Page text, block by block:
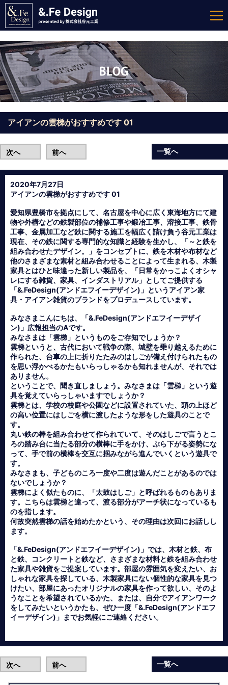
アイアンの雲梯がおすすめです 01
次へ 前へ 一覧へ
2020年7月27日
アイアンの雲梯がおすすめです 01
愛知県豊橋市を拠点にして、名古屋を中心に広く東海地方にて建
物や外構などの鉄製部位の補修工事や鍛冶工事、溶接工事、鉄骨
工事、金属加工など鉄に関する施工を幅広く請け負う谷元工業は
現在、その鉄に関する専門的な知識と経験を生かし、「～と鉄を
組み合わせたデザイン。」をコンセプトに、鉄を木材や布材など
他のさまざまな素材と組み合わせることによって生まれる、木製
家具とはひと味違った新しい製品を、「日常をかっこよくオシャ
レにする雑貨、家具、インダストリアル」としてご提供する
「&.FeDesign(アンドエフイーデザイン)」というアイアン家
具・アイアン雑貨のブランドをプロデュースしています。
みなさまこんにちは、「&.FeDesign(アンドエフイーデザイ
ン)」広報担当のAです。
みなさまは「雲梯」というものをご存知でしょうか？
雲梯というと、古代において戦争の際、城壁を乗り越えるために
作られた、台車の上に折りたたみのはしごが備え付けられたもの
を思い浮かべるかたもいらっしゃるかも知れませんが、それでは
ありません。
ということで、聞き直しましょう。みなさまは「雲梯」という遊
具を覚えていらっしゃいますでしょうか？
雲梯とは、学校の校庭や公園などに設置されていた、頭の上ほど
の高い位置にはしごを横に渡したような形をした遊具のことで
す。
丸い鉄の棒を組み合わせて作られていて、そのはしごで言うとこ
ろの踏み台に当たる部分の横棒に手をかけ、ぶら下がる姿勢にな
って、手で前の横棒を交互に掴みながら進んでいくという遊具で
す。
みなさまも、子どものころ一度や二度は遊んだことがあるのでは
ないでしょうか？
雲梯によく似たものに、「太鼓はしご」と呼ばれるものもありま
す。こちらは雲梯と違って、渡る部分がアーチ状になっているも
のを指します。
何故突然雲梯の話を始めたかという、その理由は次回にお話しし
ます。
「&.FeDesign(アンドエフイーデザイン)」では、木材と鉄、布
と鉄、コンクリートと鉄など、さまざまな材料と鉄を組み合わせ
た家具や雑貨をご提案しています。部屋の雰囲気を変えたい、お
しゃれな家具を探している、木製家具にない個性的な家具を見つ
けたい、部屋にあったオリジナルの家具を作って欲しい、そのよ
うなことを希望されているかた、または、自分でアイアンワーク
をしてみたいというかたも、ぜひ一度「&.FeDesign(アンドエフ
イーデザイン)」までお気軽にご連絡ください。
次へ 前へ 一覧へ